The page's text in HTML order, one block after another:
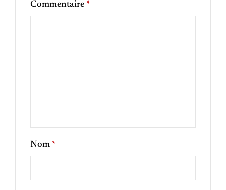
Commentaire *
Nom *